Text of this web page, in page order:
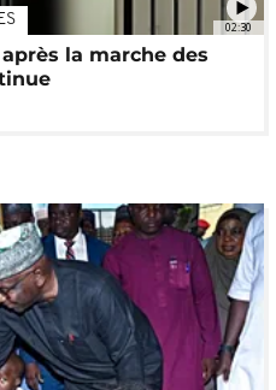
02:30
la marche des